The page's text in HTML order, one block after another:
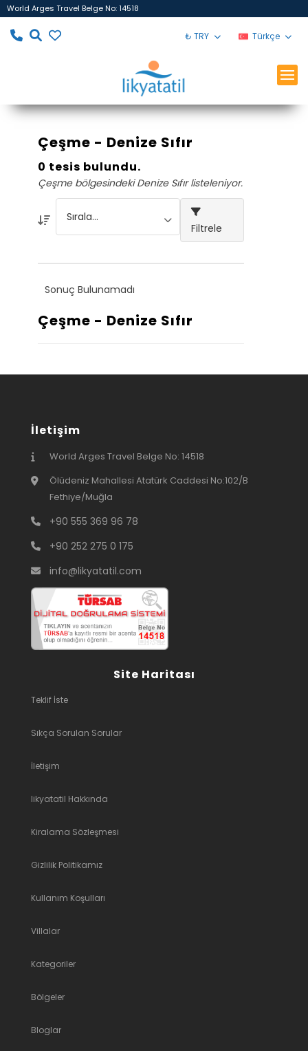
World Arges Travel Belge No: 14518
₺ TRY Türkçe
Çeşme - Denize Sıfır
0 tesis bulundu.
Çeşme bölgesindeki Denize Sıfır listeleniyor.
Filtrele
Sonuç Bulunamadı
Çeşme - Denize Sıfır
İletişim
World Arges Travel Belge No: 14518
Ölüdeniz Mahallesi Atatürk Caddesi No:102/B
Fethiye/Muğla
+90 555 369 96 78
+90 252 275 0 175
info@likyatatil.com
Site Haritası
Teklif İste
Sıkça Sorulan Sorular
İletişim
likyatatil Hakkında
Kiralama Sözleşmesi
Gizlilik Politikamız
Kullanım Koşulları
Villalar
Kategoriler
Bölgeler
Bloglar